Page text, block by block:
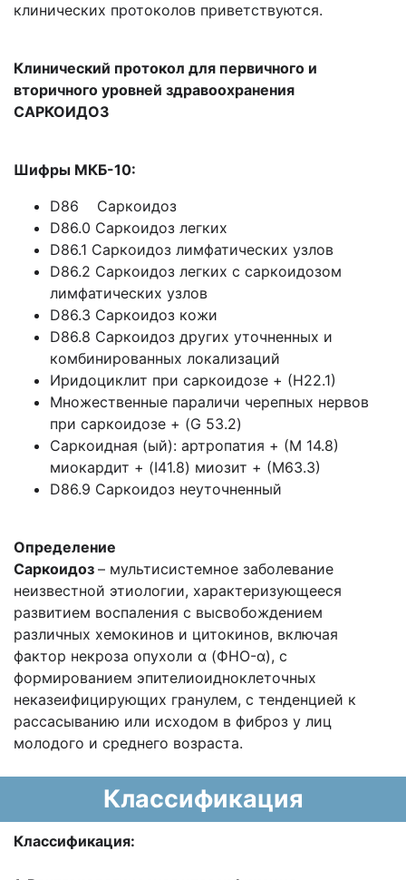
клинических протоколов приветствуются.
Клинический протокол для первичного и
вторичного уровней здравоохранения
САРКОИДОЗ
Шифры МКБ-10:
D86 Саркоидоз
D86.0 Саркоидоз легких
D86.1 Саркоидоз лимфатических узлов
D86.2 Саркоидоз легких с саркоидозом
лимфатических узлов
D86.3 Саркоидоз кожи
D86.8 Саркоидоз других уточненных и
комбинированных локализаций
Иридоциклит при саркоидозе + (Н22.1)
Множественные параличи черепных нервов
при саркоидозе + (G 53.2)
Саркоидная (ый): артропатия + (М 14.8)
миокардит + (I41.8) миозит + (М63.3)
D86.9 Саркоидоз неуточненный
Определение
Саркоидоз – мультисистемное заболевание
неизвестной этиологии, характеризующееся
развитием воспаления с высвобождением
различных хемокинов и цитокинов, включая
фактор некроза опухоли α (ФНО-α), с
формированием эпителиоидноклеточных
неказеифицирующих гранулем, с тенденцией к
рассасыванию или исходом в фиброз у лиц
молодого и среднего возраста.
Классификация
Классификация: